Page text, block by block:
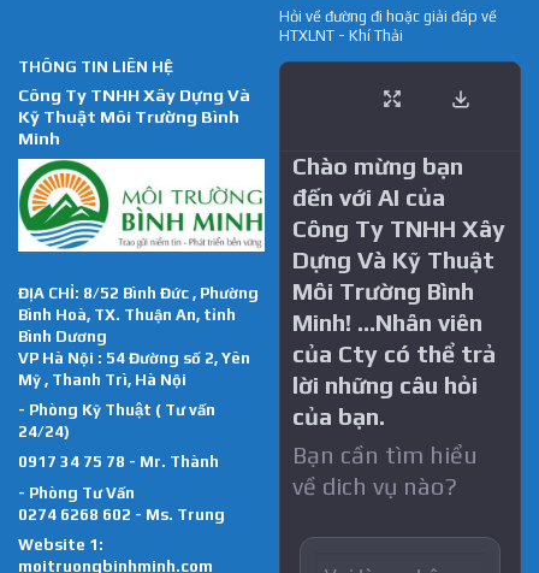
THÔNG TIN LIÊN HỆ
Công Ty TNHH Xây Dựng Và
Kỹ Thuật Môi Trường Bình
Minh
ĐỊA CHỈ: 8/52 Bình Đức , Phường
Bình Hoà, TX. Thuận An, tỉnh
Bình Dương
VP Hà Nội : 54 Đường số 2, Yên
Mỹ , Thanh Trì, Hà Nội
- Phòng Kỹ Thuật ( Tư vấn
24/24)
0917 34 75 78 - Mr. Thành
- Phòng Tư Vấn
0274 6268 602 - Ms. Trung
Website 1:
moitruongbinhminh.com
Hỏi về đường đi hoặc giải đáp về
HTXLNT - Khí Thải
Chào mừng bạn
đến với AI của
Công Ty TNHH Xây
Dựng Và Kỹ Thuật
Môi Trường Bình
Minh! …Nhân viên
của Cty có thể trả
lời những câu hỏi
của bạn.
Bạn cần tìm hiểu
về dich vụ nào?